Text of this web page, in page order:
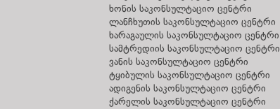
ხონის საკონსულტაციო ცენტრი
ლანჩხუთის საკონსულტაციო ცენტრი
ხარაგაულის საკონსულტაციო ცენტრი
სამტრედიის საკონსულტაციო ცენტრი
ვანის საკონსულტაციო ცენტრი
ტყიბულის საკონსულტაციო ცენტრი
ადიგენის საკონსულტაციო ცენტრი
ქარელის საკონსულტაციო ცენტრი